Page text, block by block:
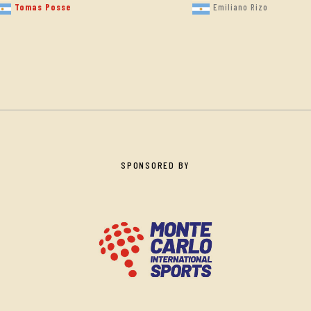
Tomas Posse
Emiliano Rizo
SPONSORED BY